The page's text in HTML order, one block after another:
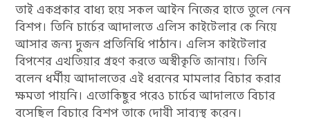
তাই একপ্রকার বাধ্য হয়ে সকল আইন নিজের হাতে তুলে নেন
বিশপ। তিনি চার্চের আদালতে এলিস কাইটেলার কে নিয়ে
আসার জন্য দুজন প্রতিনিধি পাঠান। এলিস কাইটেলার
বিপশের এখতিয়ার গ্রহণ করতে অস্বীকৃতি জানায়। তিনি
বলেন ধর্মীয় আদালতের এই ধরনের মামলার বিচার করার
ক্ষমতা পায়নি। এতোকিছুর পরেও চার্চের আদালতে বিচার
বসেছিল বিচারে বিশপ তাকে দোষী সাব্যস্থ করেন।